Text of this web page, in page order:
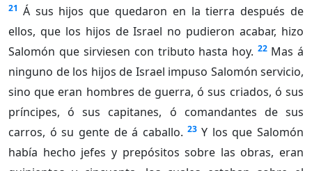
21 Á sus hijos que quedaron en la tierra después de
ellos, que los hijos de Israel no pudieron acabar, hizo
Salomón que sirviesen con tributo hasta hoy. 22 Mas á
ninguno de los hijos de Israel impuso Salomón servicio,
sino que eran hombres de guerra, ó sus criados, ó sus
príncipes, ó sus capitanes, ó comandantes de sus
carros, ó su gente de á caballo. 23 Y los que Salomón
había hecho jefes y prepósitos sobre las obras, eran